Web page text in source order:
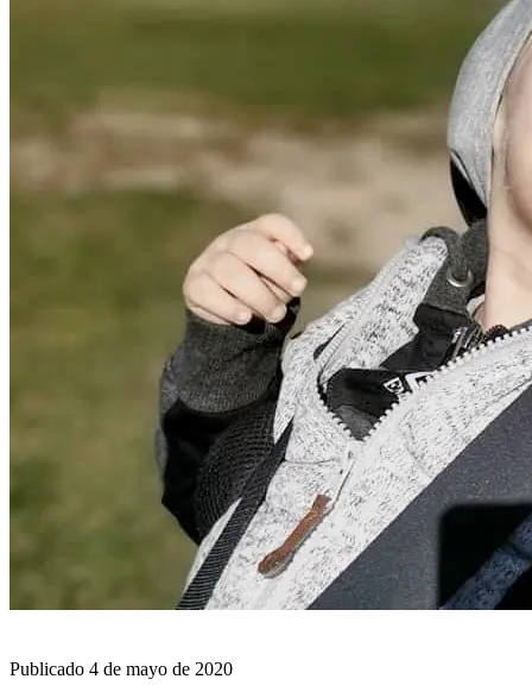
Publicado 4 de mayo de 2020